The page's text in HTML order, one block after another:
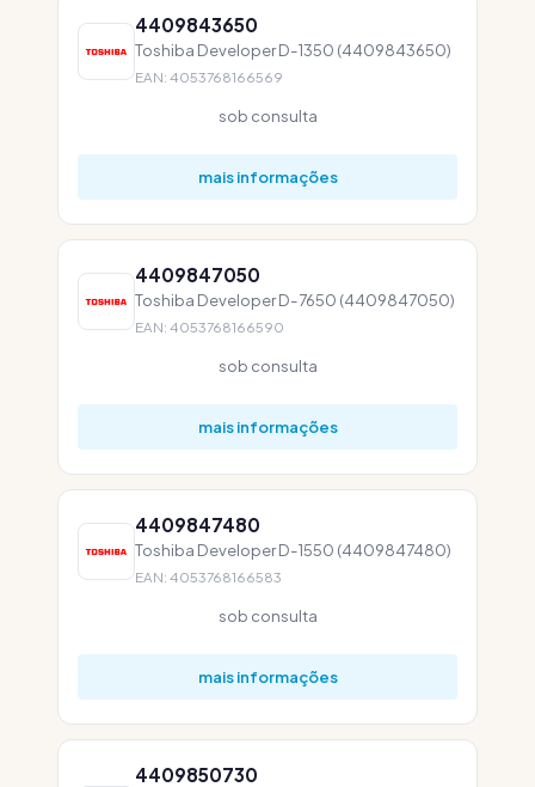
4409843650
Toshiba Developer D-1350 (4409843650)
EAN: 4053768166569
sob consulta
mais informações
4409847050
Toshiba Developer D-7650 (4409847050)
EAN: 4053768166590
sob consulta
mais informações
4409847480
Toshiba Developer D-1550 (4409847480)
EAN: 4053768166583
sob consulta
mais informações
4409850730